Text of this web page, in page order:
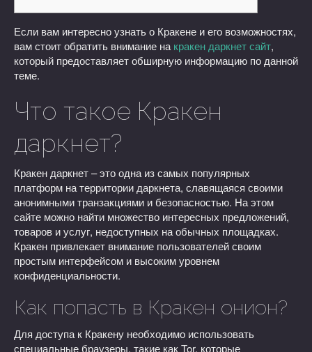
Если вам интересно узнать о Кракене и его возможностях,
вам стоит обратить внимание на кракен даркнет сайт,
который предоставляет обширную информацию по данной
теме.
Что такое Кракен
даркнет?
Кракен даркнет – это одна из самых популярных
платформ на территории даркнета, славящаяся своими
анонимными транзакциями и безопасностью. На этом
сайте можно найти множество интересных предложений,
товаров и услуг, недоступных на обычных площадках.
Кракен привлекает внимание пользователей своим
простым интерфейсом и высоким уровнем
конфиденциальности.
Как попасть в Кракен онион?
Для доступа к Кракену необходимо использовать
специальные браузеры, такие как Tor, которые